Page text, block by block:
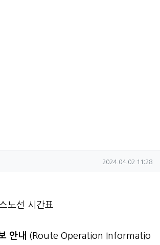
작성일
2024.04.02 11:28
노선 시간표
안내 (Route Operation Informatio